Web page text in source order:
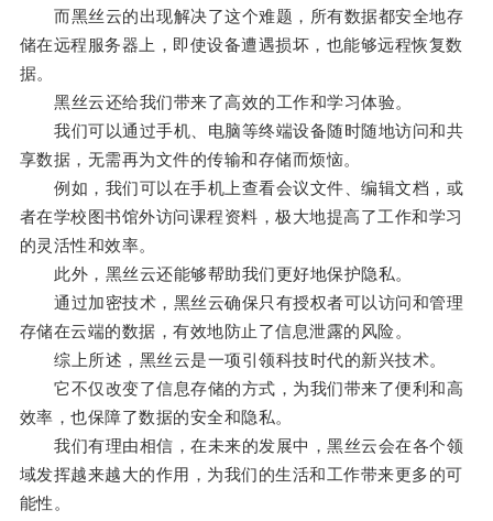
而黑丝云的出现解决了这个难题，所有数据都安全地存
储在远程服务器上，即使设备遭遇损坏，也能够远程恢复数
据。
黑丝云还给我们带来了高效的工作和学习体验。
我们可以通过手机、电脑等终端设备随时随地访问和共
享数据，无需再为文件的传输和存储而烦恼。
例如，我们可以在手机上查看会议文件、编辑文档，或
者在学校图书馆外访问课程资料，极大地提高了工作和学习
的灵活性和效率。
此外，黑丝云还能够帮助我们更好地保护隐私。
通过加密技术，黑丝云确保只有授权者可以访问和管理
存储在云端的数据，有效地防止了信息泄露的风险。
综上所述，黑丝云是一项引领科技时代的新兴技术。
它不仅改变了信息存储的方式，为我们带来了便利和高
效率，也保障了数据的安全和隐私。
我们有理由相信，在未来的发展中，黑丝云会在各个领
域发挥越来越大的作用，为我们的生活和工作带来更多的可
能性。